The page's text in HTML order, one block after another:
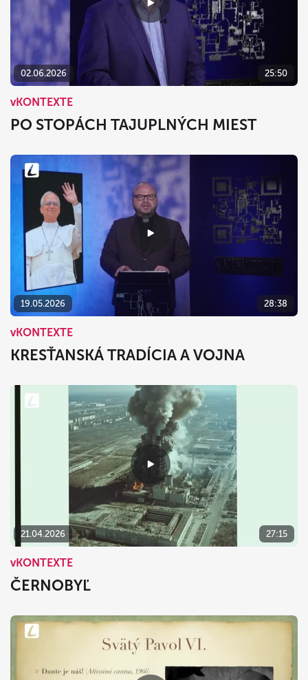
02.06.2026 25:50
vKONTEXTE
PO STOPÁCH TAJUPLNÝCH MIEST
19.05.2026 28:38
vKONTEXTE
KRESŤANSKÁ TRADÍCIA A VOJNA
21.04.2026 27:15
vKONTEXTE
ČERNOBYĽ